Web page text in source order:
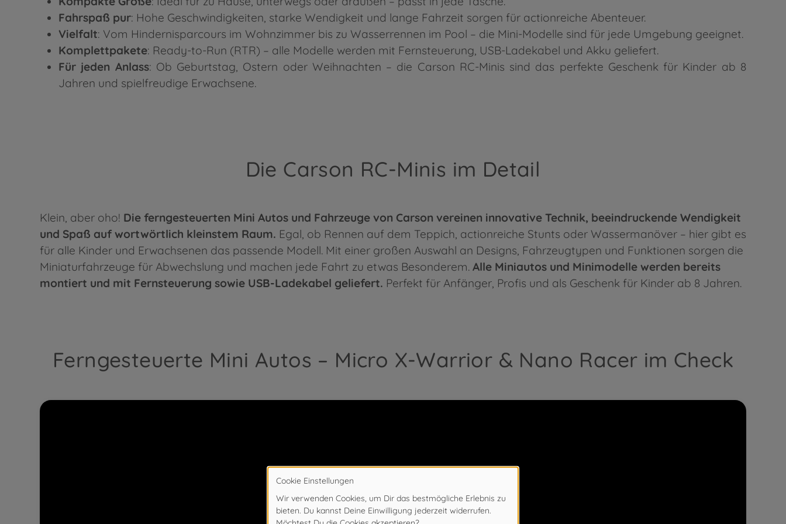
Fahrspaß pur: Hohe Geschwindigkeiten, starke Wendigkeit und lange Fahrzeit sorgen für actionreiche Abenteuer.
Vielfalt: Vom Hindernisparcours im Wohnzimmer bis zu Wasserrennen im Pool – die Mini-Modelle sind für jede Umgebung geeignet.
Komplettpakete: Ready-to-Run (RTR) – alle Modelle werden mit Fernsteuerung, USB-Ladekabel und Akku geliefert.
Für jeden Anlass: Ob Geburtstag, Ostern oder Weihnachten – die Carson RC-Minis sind das perfekte Geschenk für Kinder ab 8
Jahren und spielfreudige Erwachsene.
Die Carson RC-Minis im Detail
Klein, aber oho! Die ferngesteuerten Mini Autos und Fahrzeuge von Carson vereinen innovative Technik, beeindruckende Wendigkeit
und Spaß auf wortwörtlich kleinstem Raum. Egal, ob Rennen auf dem Teppich, actionreiche Stunts oder Wassermanöver – hier gibt es
für alle Kinder und Erwachsenen das passende Modell. Mit einer großen Auswahl an Designs, Fahrzeugtypen und Funktionen sorgen die
Miniaturfahrzeuge für Abwechslung und machen jede Fahrt zu etwas Besonderem. Alle Miniautos und Minimodelle werden bereits
montiert und mit Fernsteuerung sowie USB-Ladekabel geliefert. Perfekt für Anfänger, Profis und als Geschenk für Kinder ab 8 Jahren.
Ferngesteuerte Mini Autos – Micro X-Warrior & Nano Racer im Check